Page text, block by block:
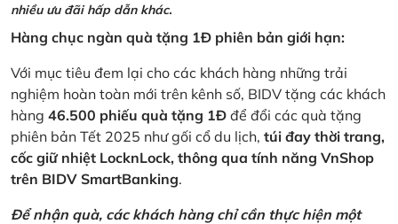
nhiều ưu đãi hấp dẫn khác.
Hàng chục ngàn quà tặng 1Đ phiên bản giới hạn:
Với mục tiêu đem lại cho các khách hàng những trải
nghiệm hoàn toàn mới trên kênh số, BIDV tặng các khách
hàng 46.500 phiếu quà tặng 1Đ để đổi các quà tặng
phiên bản Tết 2025 như gối cổ du lịch, túi đay thời trang,
cốc giữ nhiệt LocknLock, thông qua tính năng VnShop
trên BIDV SmartBanking.
Để nhận quà, các khách hàng chỉ cần thực hiện một